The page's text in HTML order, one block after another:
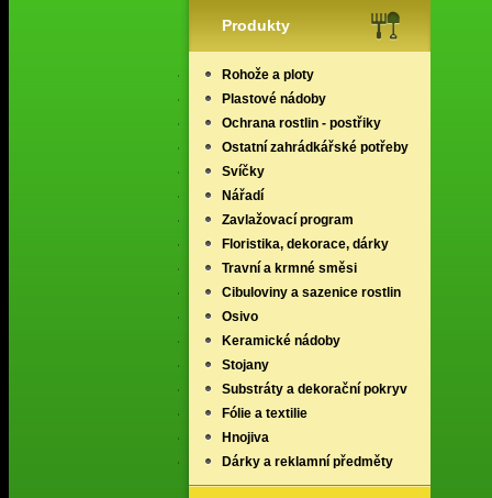
Produkty
Rohože a ploty
Plastové nádoby
Ochrana rostlin - postřiky
Ostatní zahrádkářské potřeby
Svíčky
Nářadí
Zavlažovací program
Floristika, dekorace, dárky
Travní a krmné směsi
Cibuloviny a sazenice rostlin
Osivo
Keramické nádoby
Stojany
Substráty a dekorační pokryv
Fólie a textilie
Hnojiva
Dárky a reklamní předměty